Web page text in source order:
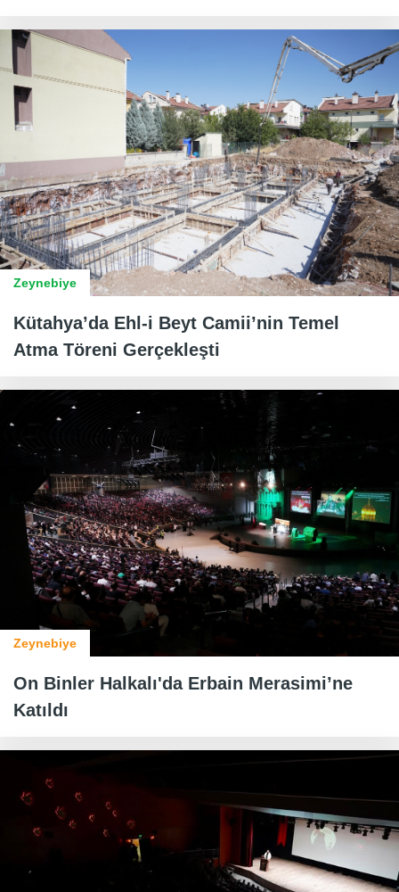
Zeynebiye
Kütahya’da Ehl-i Beyt Camii’nin Temel
Atma Töreni Gerçekleşti
Zeynebiye
On Binler Halkalı'da Erbain Merasimi’ne
Katıldı